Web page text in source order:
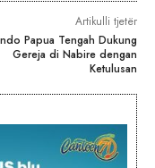
Artikulli tjetër
Papua Tengah Dukung
Gereja di Nabire dengan
Ketulusan